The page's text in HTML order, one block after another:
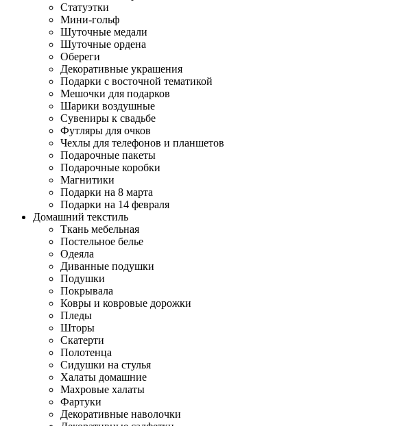
Статуэтки
Мини-гольф
Шуточные медали
Шуточные ордена
Обереги
Декоративные украшения
Подарки с восточной тематикой
Мешочки для подарков
Шарики воздушные
Сувениры к свадьбе
Футляры для очков
Чехлы для телефонов и планшетов
Подарочные пакеты
Подарочные коробки
Магнитики
Подарки на 8 марта
Подарки на 14 февраля
Домашний текстиль
Ткань мебельная
Постельное белье
Одеяла
Диванные подушки
Подушки
Покрывала
Ковры и ковровые дорожки
Пледы
Шторы
Скатерти
Полотенца
Сидушки на стулья
Халаты домашние
Махровые халаты
Фартуки
Декоративные наволочки